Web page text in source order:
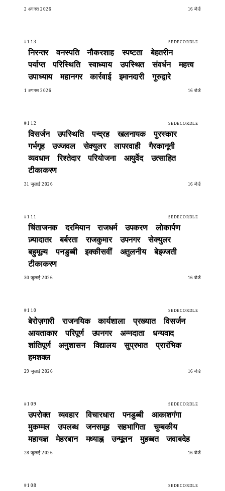
2 अगस्त 2026 16 बोर्ड
#113 SEDECORDLE
निरन्तर वनस्पति नौकरशाह स्पष्टता
बेहतरीन
पर्याप्त
परिस्थिति स्वाध्याय उपस्थित संवर्धन
महत्त्व
उपाध्याय
महानगर कार्रवाई इमानदारी गुरुद्वारे
1 अगस्त 2026 16 बोर्ड
#112 SEDECORDLE
विसर्जन उपस्थिति पन्द्रह खलनायक
पुरस्कार
गर्भगृह
उज्जवल सेक्युलर लापरवाही
गैरकानूनी
व्यवधान
रिश्तेदार परियोजना आयुर्वेद
उत्साहित
टीकाकरण
31 जुलाई 2026 16 बोर्ड
#111 SEDECORDLE
चिंताजनक दरमियान राजधर्म उपकरण
लोकार्पण
ज़्यादातर
बर्बरता राजकुमार उपनगर
सेक्युलर
बहुमूल्य
पनडुब्बी इक्कीसवीं अतुलनीय
बेइज्जती
टीकाकरण
30 जुलाई 2026 16 बोर्ड
#110 SEDECORDLE
बेरोज़गारी राजनयिक कार्यशाला प्रख्यात
विसर्जन
आयताकार
परिपूर्ण उपनगर अन्नदाता
धन्यवाद
शांतिपूर्ण
अनुशासन विद्यालय सुप्रभात
प्रारंभिक
हमशक्ल
29 जुलाई 2026 16 बोर्ड
#109 SEDECORDLE
उपरोक्त व्यवहार विचारधारा पनडुब्बी
आकाशगंगा
मुकम्मल
उपलब्ध जनसमूह सहभागिता
चुम्बकीय
महायज्ञ
मेहरबान मध्याह्न उन्मूलन मुहब्बत जवाबदेह
28 जुलाई 2026 16 बोर्ड
#108 SEDECORDLE